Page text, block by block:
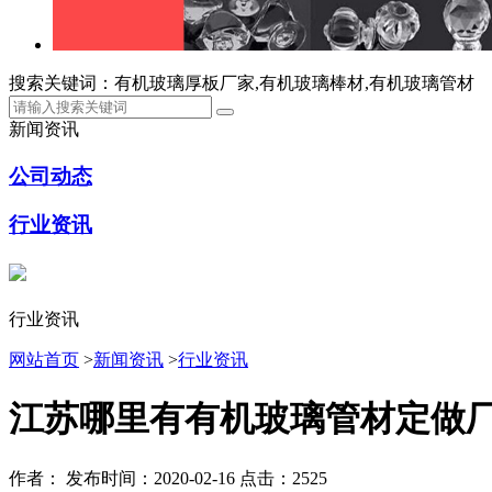
搜索关键词：有机玻璃厚板厂家,有机玻璃棒材,有机玻璃管材
新闻资讯
公司动态
行业资讯
行业资讯
网站首页 >新闻资讯 >行业资讯
江苏哪里有有机玻璃管材定做
作者： 发布时间：2020-02-16 点击：2525